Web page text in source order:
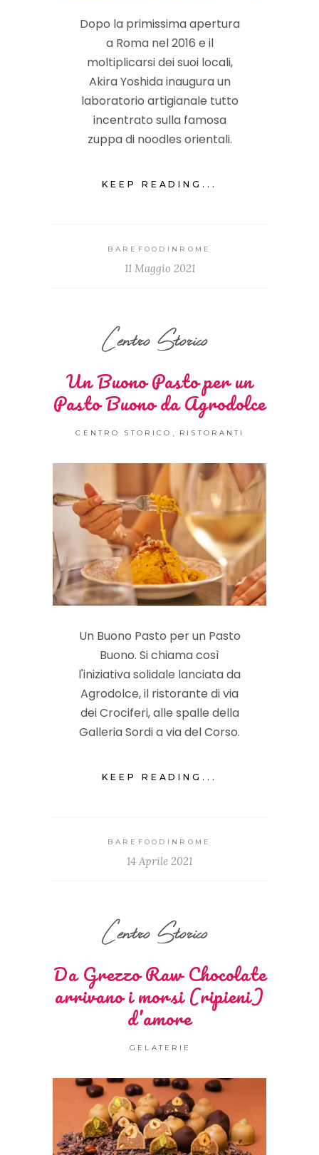
Dopo la primissima apertura
a Roma nel 2016 e il
moltiplicarsi dei suoi locali,
Akira Yoshida inaugura un
laboratorio artigianale tutto
incentrato sulla famosa
zuppa di noodles orientali.
KEEP READING...
BAREFOODINROME
11 Maggio 2021
Centro Storico
Un Buono Pasto per un
Pasto Buono da Agrodolce
CENTRO STORICO RISTORANTI
Un Buono Pasto per un Pasto
Buono. Si chiama così
l'iniziativa solidale lanciata da
Agrodolce, il ristorante di via
dei Crociferi, alle spalle della
Galleria Sordi a via del Corso.
KEEP READING...
BAREFOODINROME
14 Aprile 2021
Centro Storico
Da Grezzo Raw Chocolate
arrivano i morsi (ripieni)
d’amore
GELATERIE